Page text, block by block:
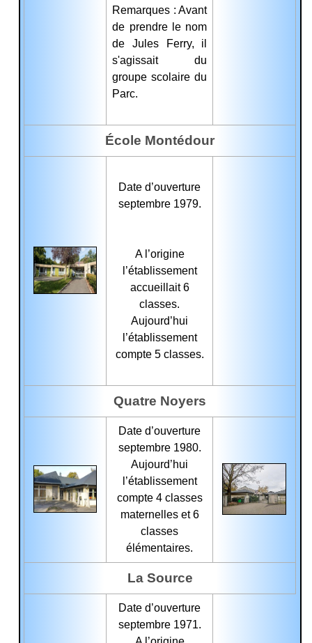
Remarques : Avant
de prendre le nom
de Jules Ferry, il
s'agissait du
groupe scolaire du
Parc.
École Montédour
Date d’ouverture
septembre 1979.
A l’origine
l’établissement
accueillait 6
classes.
Aujourd’hui
l’établissement
compte 5 classes.
Quatre Noyers
Date d’ouverture
septembre 1980.
Aujourd’hui
l’établissement
compte 4 classes
maternelles et 6
classes
élémentaires.
La Source
Date d’ouverture
septembre 1971.